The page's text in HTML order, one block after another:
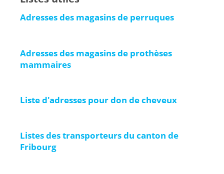
HFR Fribourg - Hôpital cantonal
1708 Fribourg
HFR Fribourg - Hôpital cantonal
1708 Fribourg
Médecin adjoint en oncologie
HFR Fribourg - Hôpital cantonal
DrVérène Dougoud
Médecin adjointe en oncologie
Adresses des magasins de perruques
Adresses des magasins de prothèses
mammaires
Liste d'adresses pour don de cheveux
Listes des transporteurs du canton de
Fribourg